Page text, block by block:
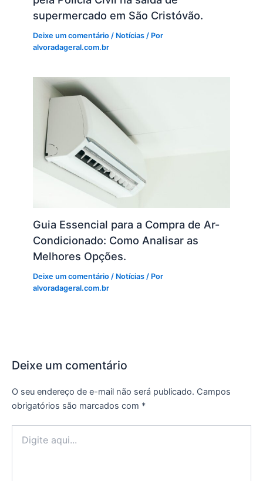
supermercado em São Cristóvão.
Deixe um comentário / Notícias / Por
alvoradageral.com.br
Guia Essencial para a Compra de Ar-
Condicionado: Como Analisar as
Melhores Opções.
Deixe um comentário / Notícias / Por
alvoradageral.com.br
Deixe um comentário
O seu endereço de e-mail não será publicado. Campos
obrigatórios são marcados com *
aqui...